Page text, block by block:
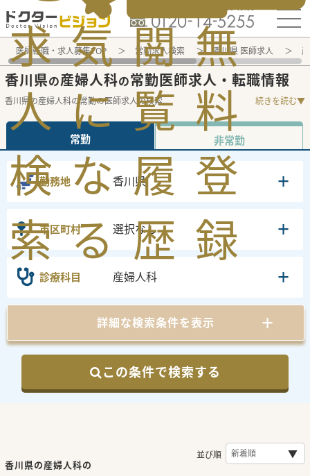
電話でのお問い合わせ：平日9:30-19:00
求
人
検
索
気
に
な
る
閲
覧
履
歴
無
料
登
録
医師転職・求人募集TOP 常勤求人検索 香川県 医師求人
香川県の産婦人科の常勤医師求人・転職情報
香川県の産婦人科の常勤の医師求人の検索... 続きを読む▼
常勤 非常勤
勤務地 香川県
市区町村 選択なし
診療科目 産婦人科
詳細な検索条件を表示
この条件で検索する
香川県の産婦人科の
並び順